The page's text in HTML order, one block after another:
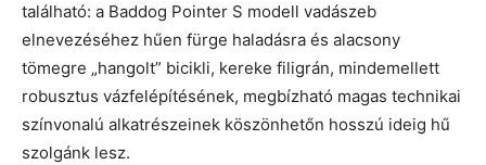
található: a Baddog Pointer S modell vadászeb
elnevezéséhez hűen fürge haladásra és alacsony
tömegre „hangolt” bicikli, kereke filigrán, mindemellett
robusztus vázfelépítésének, megbízható magas technikai
színvonalú alkatrészeinek köszönhetőn hosszú ideig hű
szolgánk lesz.